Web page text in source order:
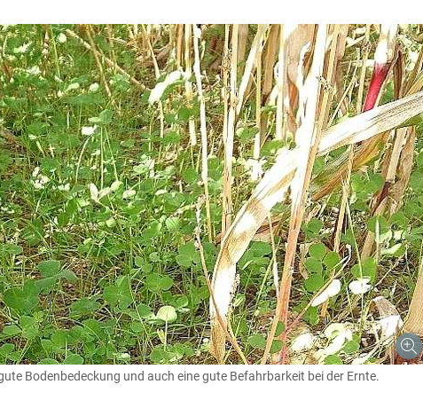
Bodenbedeckung und auch eine gute Befahrbarkeit bei der Ernte.